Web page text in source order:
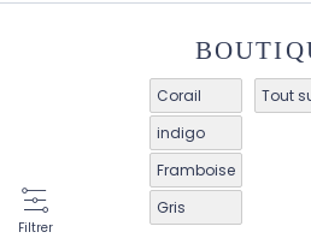
Corail
indigo
Framboise
Gris
Tout
Filtrer